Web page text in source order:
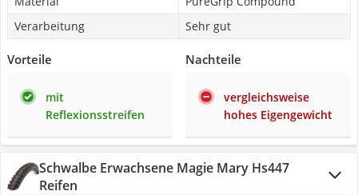
Verarbeitung
Sehr gut
Vorteile
mit
Reflexionsstreifen
Nachteile
vergleichsweise
hohes Eigengewicht
Schwalbe Erwachsene Magie Mary Hs447
Reifen